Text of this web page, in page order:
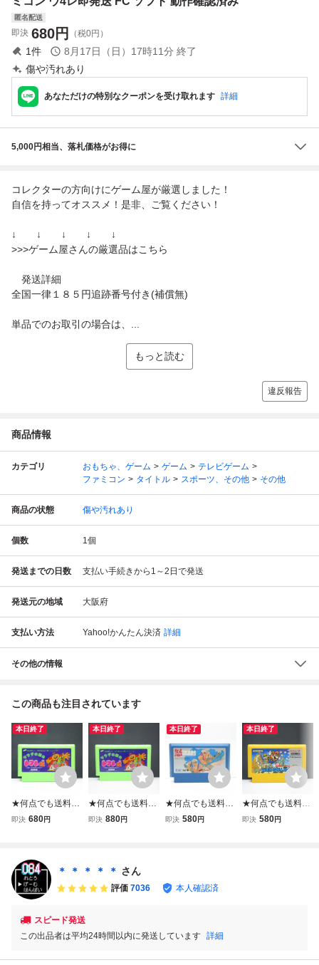
匿名配送
即決 680円 （税0円）
1件 8月17日（日）17時11分 終了
傷や汚れあり
あなただけの特別なクーポンを受け取れます 詳細
5,000円相当、落札価格がお得に
コレクターの方向けにゲーム屋が厳選しました！
自信を持ってオススメ！是非、ご覧ください！
↓ ↓ ↓ ↓ ↓
>>>ゲーム屋さんの厳選品はこちら
発送詳細
全国一律１８５円追跡番号付き(補償無)
単品でのお取引の場合は、...
もっと読む
違反報告
商品情報
カテゴリ おもちゃ、ゲーム ゲーム
テレビゲーム
ファミコン
タイトル スポーツ、その他 その他
商品の状態 傷や汚れあり
個数 1個
発送までの日数 支払い手続きから1～2日で発送
発送元の地域 大阪府
支払い方法 Yahoo!かんたん決済 詳細
その他の情報
この商品も注目されています
本日終了
★何点でも送料１
８５円★ ⑥ サラ
ト 動作確認済み
即決 680円
本日終了
★何点でも送料１
８５円★ ⑤ サラ
ト 動作確認済み
即決 880円
本日終了
★何点でも送料１
８５円★ 怒 IKARI
即決 580円
本日終了
★何点でも送料１
８５円★ ⑥ スー
即決 580円
＊ ＊ ＊ ＊ ＊ さん
評価 7036 本人確認済
スピード発送
この出品者は平均24時間以内に発送しています 詳細